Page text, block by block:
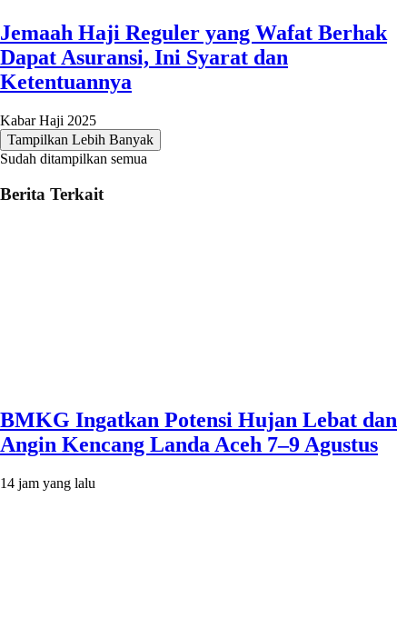
Jemaah Haji Reguler yang Wafat Berhak
Dapat Asuransi, Ini Syarat dan
Ketentuannya
Kabar Haji 2025
Tampilkan Lebih Banyak
Sudah ditampilkan semua
Berita Terkait
BMKG Ingatkan Potensi Hujan Lebat dan
Angin Kencang Landa Aceh 7–9 Agustus
14 jam yang lalu